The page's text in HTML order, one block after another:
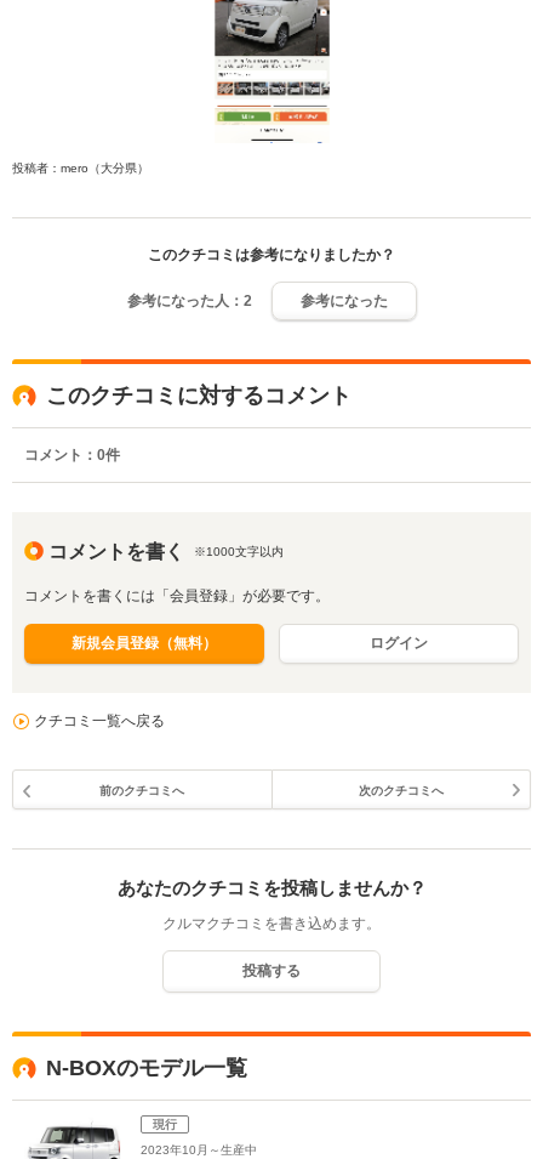
投稿者：mero（大分県）
このクチコミは参考になりましたか？
参考になった人： 2 参考になった
このクチコミに対するコメント
コメント： 0件
コメントを書く ※1000文字以内
コメントを書くには「会員登録」が必要です。
新規会員登録（無料） ログイン
クチコミ一覧へ戻る
前のクチコミへ 次のクチコミへ
あなたのクチコミを投稿しませんか？
クルマクチコミを書き込めます。
投稿する
N-BOXのモデル一覧
現行
2023年10月～生産中